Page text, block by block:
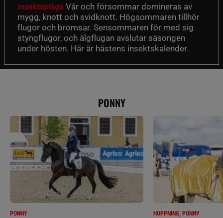
Insektsplåga Vår och försommar domineras av
mygg, knott och svidknott. Högsommaren tillhör
flugor och bromsar. Sensommaren för med sig
styngflugor, och älgflugan avslutar säsongen
under hösten. Här är hästens insektskalender.
PONNY
PONNY HOPPNING, PONNY